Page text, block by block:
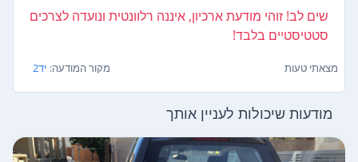
שים לב! זוהי מודעת ארכיון, איננה רלוונטית ונועדה לצרכים
סטטיסטיים בלבד!
מצאתי טעות מקור המודעה: יד2
מודעות שיכולות לעניין אותך